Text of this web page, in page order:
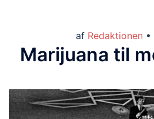
af Redaktionen •
Marijuana til